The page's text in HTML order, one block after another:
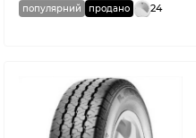
популярний продано 24